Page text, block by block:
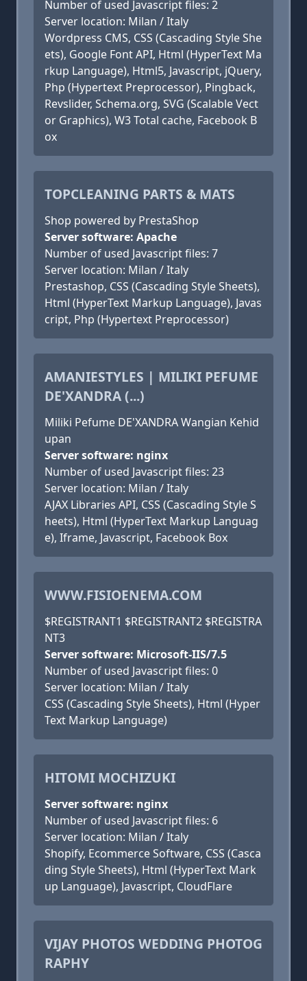
Number of used Javascript files: 2
Server location: Milan / Italy
Wordpress CMS, CSS (Cascading Style She
ets), Google Font API, Html (HyperText Ma
rkup Language), Html5, Javascript, jQuery,
Php (Hypertext Preprocessor), Pingback,
Revslider, Schema.org, SVG (Scalable Vect
or Graphics), W3 Total cache, Facebook B
ox
TOPCLEANING PARTS & MATS
Shop powered by PrestaShop
Server software: Apache
Number of used Javascript files: 7
Server location: Milan / Italy
Prestashop, CSS (Cascading Style Sheets),
Html (HyperText Markup Language), Javas
cript, Php (Hypertext Preprocessor)
AMANIESTYLES | MILIKI PEFUME
DE'XANDRA (...)
Miliki Pefume DE'XANDRA Wangian Kehid
upan
Server software: nginx
Number of used Javascript files: 23
Server location: Milan / Italy
AJAX Libraries API, CSS (Cascading Style S
heets), Html (HyperText Markup Languag
e), Iframe, Javascript, Facebook Box
WWW.FISIOENEMA.COM
$REGISTRANT1 $REGISTRANT2 $REGISTRA
NT3
Server software: Microsoft-IIS/7.5
Number of used Javascript files: 0
Server location: Milan / Italy
CSS (Cascading Style Sheets), Html (Hyper
Text Markup Language)
HITOMI MOCHIZUKI
Server software: nginx
Number of used Javascript files: 6
Server location: Milan / Italy
Shopify, Ecommerce Software, CSS (Casca
ding Style Sheets), Html (HyperText Mark
up Language), Javascript, CloudFlare
VIJAY PHOTOS WEDDING PHOTOG
RAPHY